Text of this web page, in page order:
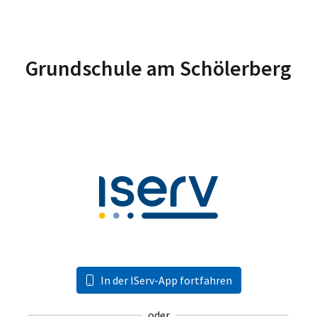
Grundschule am Schölerberg
In der IServ-App fortfahren